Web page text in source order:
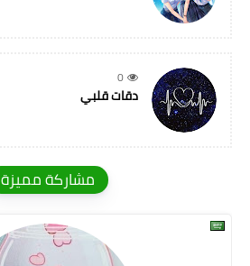
0
دقات قلبي
مشاركة مميزة